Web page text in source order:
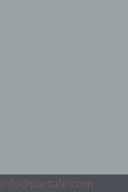
info@partale.com